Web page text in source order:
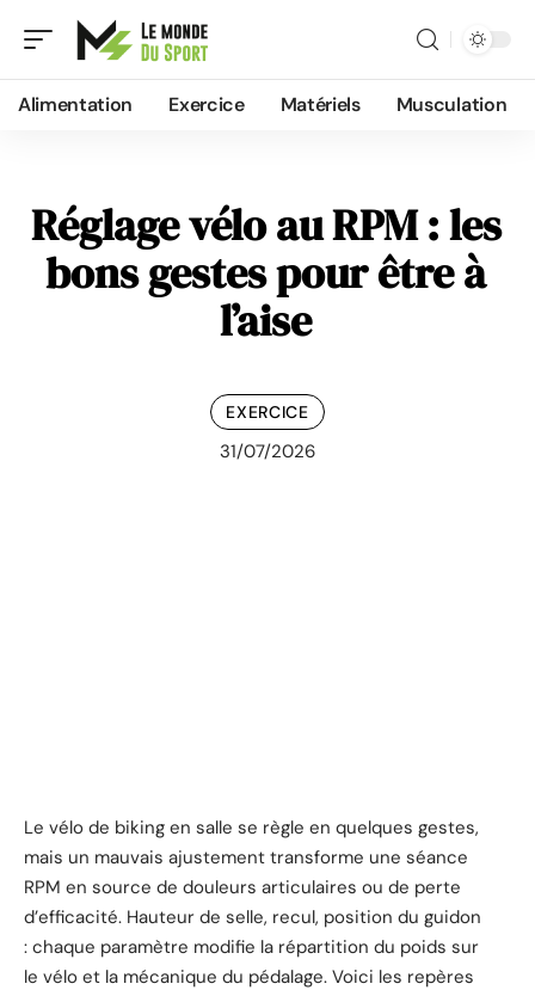
Alimentation Exercice Matériels Musculation
Réglage vélo au RPM : les
bons gestes pour être à
l’aise
EXERCICE
31/07/2026
Le vélo de biking en salle se règle en quelques gestes,
mais un mauvais ajustement transforme une séance
RPM en source de douleurs articulaires ou de perte
d’efficacité. Hauteur de selle, recul, position du guidon
: chaque paramètre modifie la répartition du poids sur
le vélo et la mécanique du pédalage. Voici les repères